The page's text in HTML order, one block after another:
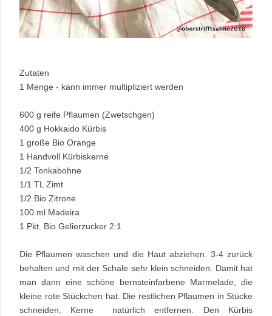
Zutaten
1 Menge - kann immer multipliziert werden
600 g reife Pflaumen (Zwetschgen)
400 g Hokkaido Kürbis
1 große Bio Orange
1 Handvoll Kürbiskerne
1/2 Tonkabohne
1/1 TL Zimt
1/2 Bio Zitrone
100 ml Madeira
1 Pkt. Bio Gelierzucker 2:1
Die Pflaumen waschen und die Haut abziehen. 3-4 zurück
behalten und mit der Schale sehr klein schneiden. Damit hat
man dann eine schöne bernsteinfarbene Marmelade, die
kleine rote Stückchen hat. Die restlichen Pflaumen in Stücke
schneiden, Kerne natürlich entfernen. Den Kürbis